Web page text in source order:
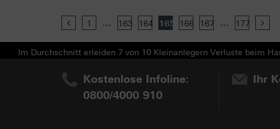
Previous
1 ... 163 164 165 166 167 ... 177
Im Durchschnitt erleiden 7 von 10 Kleinanlegern Verluste beim
Kostenlose Infoline:
0800/4000 910
Ihr